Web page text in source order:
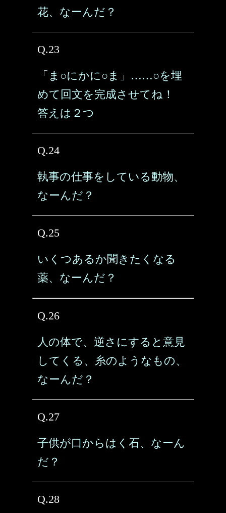
花、なーんだ？
Q.23
「ま○にかに○ま」……○を埋
めて回文を完成させてね！
答えは２つ
Q.24
執事の仕事をしている動物、
なーんだ？
Q.25
いくつあるか聞きたくなる
薬、なーんだ？
Q.26
人の体で、逆さにすると意見
してくる、糸のようなもの、
なーんだ？
Q.27
子供が口からはく石、なーん
だ？
Q.28